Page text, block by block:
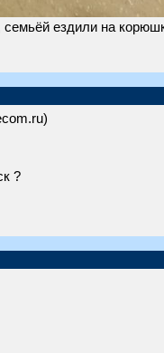
ездили на
?